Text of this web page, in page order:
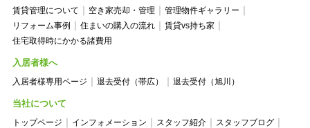
賃貸管理について 空き家売却・管理
管理物件ギャラリー
リフォーム事例
住まいの購入の流れ
賃貸vs持ち家
住宅取得時にかかる諸費用
入居者様へ
入居者様専用ページ 退去受付（帯広） 退去受付（旭川）
当社について
トップページ インフォメーション スタッフ紹介
スタッフブログ